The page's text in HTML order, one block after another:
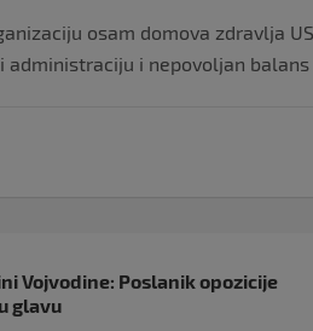
osam domova zdravlja
administraciju i nepovoljan
Vojvodine: Poslanik opozicije
glavu